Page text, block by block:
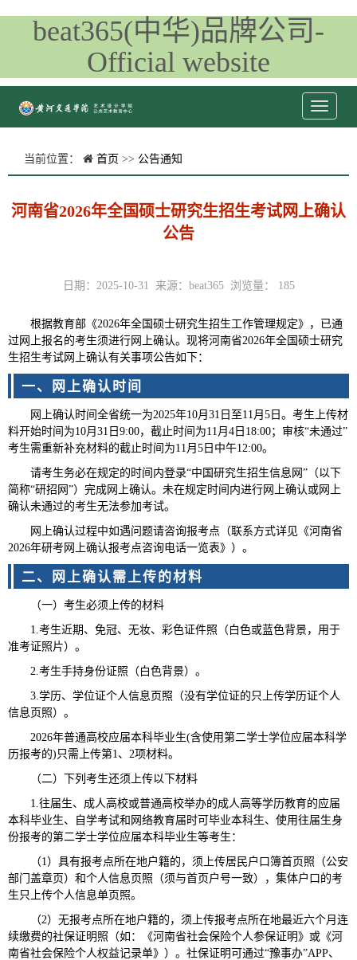
beat365(中华)品牌公司-
Official website
当前位置： 首页 >> 公告通知
河南省2026年全国硕士研究生招生考试网上确认
公告
日期：2025-10-31 来源：beat365 浏览量： 185
根据教育部《2026年全国硕士研究生招生工作管理规定》，已通
过网上报名的考生须进行网上确认。现将河南省2026年全国硕士研究
生招生考试网上确认有关事项公告如下：
一、网上确认时间
网上确认时间全省统一为2025年10月31日至11月5日。考生上传材
料开始时间为10月31日9:00，截止时间为11月4日18:00；审核“未通过”
考生需重新补充材料的截止时间为11月5日中午12:00。
请考生务必在规定的时间内登录“中国研究生招生信息网”（以下
简称“研招网”）完成网上确认。未在规定时间内进行网上确认或网上
确认未通过的考生无法参加考试。
网上确认过程中如遇问题请咨询报考点（联系方式详见《河南省
2026年研考网上确认报考点咨询电话一览表》）。
二、网上确认需上传的材料
（一）考生必须上传的材料
1.考生近期、免冠、无妆、彩色证件照（白色或蓝色背景，用于
准考证照片）。
2.考生手持身份证照（白色背景）。
3.学历、学位证个人信息页照（没有学位证的只上传学历证个人
信息页照）。
2026年普通高校应届本科毕业生(含使用第二学士学位应届本科学
历报考的)只需上传第1、2项材料。
（二）下列考生还须上传以下材料
1.往届生、成人高校或普通高校举办的成人高等学历教育的应届
本科毕业生、自学考试和网络教育届时可毕业本科生、使用往届生身
份报考的第二学士学位应届本科毕业生等考生：
（1）具有报考点所在地户籍的，须上传居民户口簿首页照（公安
部门盖章页）和个人信息页照（须与首页户号一致），集体户口的考
生只上传个人信息单页照。
（2）无报考点所在地户籍的，须上传报考点所在地最近六个月连
续缴费的社保证明照（如：《河南省社会保险个人参保证明》或《河
南省社会保险个人权益记录单》）。社保证明可通过“豫事办”APP、